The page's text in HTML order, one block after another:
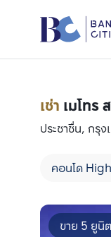
เช่า เมโทร
ประชาชื่น, กรุ
คอนโด
ขาย 5 ยูนิต